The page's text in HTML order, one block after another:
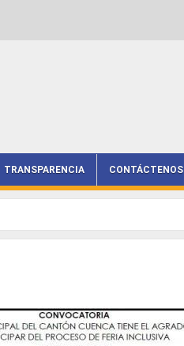
TRANSPARENCIA CONTÁCTENOS